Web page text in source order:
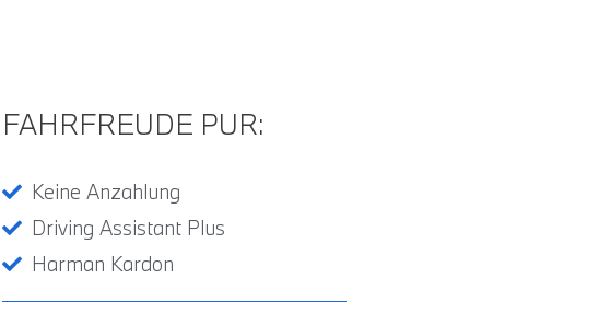
FAHRFREUDE PUR:
Keine Anzahlung
Driving Assistant Plus
Harman Kardon